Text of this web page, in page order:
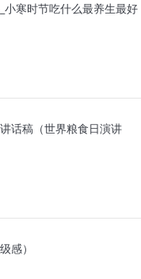
小寒时节吃什么最养生最好
话稿（世界粮食日演讲
感）